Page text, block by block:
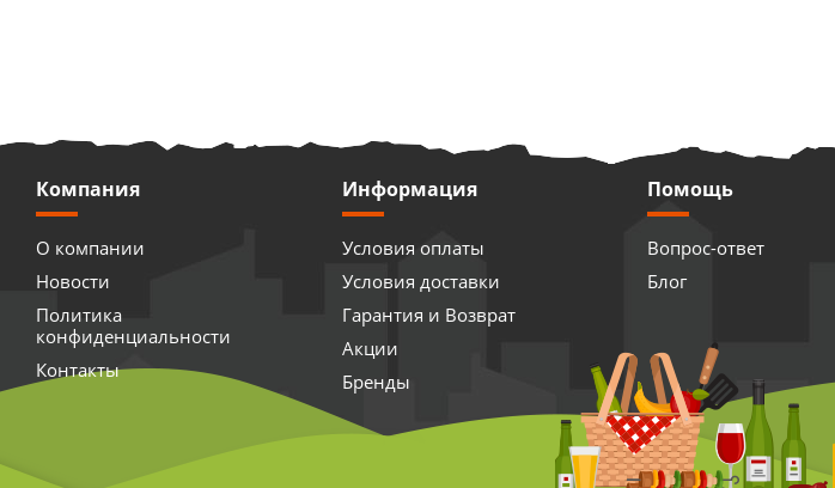
Компания
О компании
Новости
Политика
конфиденциальности
Контакты
Информация
Условия оплаты
Условия доставки
Гарантия и Возврат
Акции
Бренды
Помощь
Вопрос-ответ
Блог